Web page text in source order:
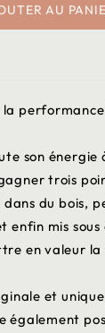
AU
son énergie
trois
du bois,
mis
en valeur
et